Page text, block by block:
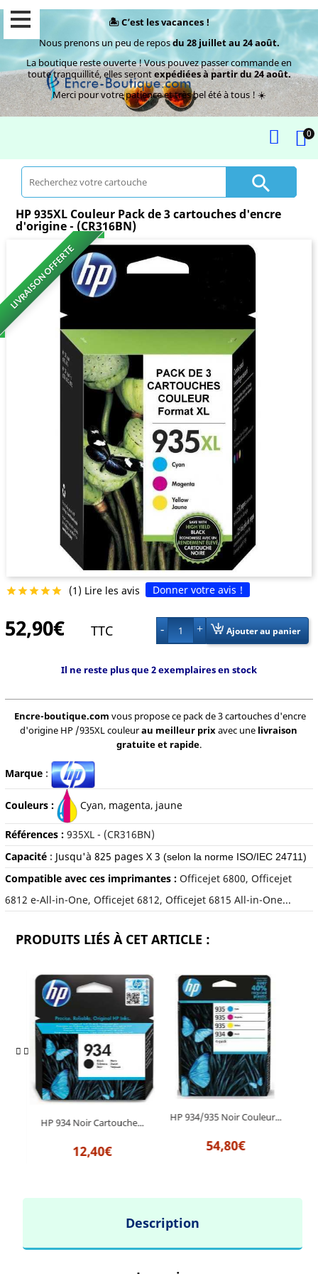
🏝️ C’est les vacances !
Nous prenons un peu de reposdu 28 juillet au 24 août.
La boutique reste ouverte ! Vous pouvez passer commande en
toute tranquillité, elles serontexpédiées à partir du 24 août.
Merci pour votre patience et très bel été à tous ! ☀️
0

HP 935XL Couleur Pack de 3 cartouches d'encre
d'origine - (CR316BN)
LIVRAISON OFFERTE
 (1) Lire les avis Donner votre avis !
52,90€ TTC 1 Ajouter au panier
Il ne reste plus que 2 exemplaires en stock
Encre-boutique.com vous propose ce pack de 3 cartouches d'encre
d'origine HP /935XL couleurau meilleur prixavec une livraison
gratuite et rapide.
Marque:
Couleurs : Cyan, magenta, jaune
Références : 935XL - (CR316BN)
Capacité: Jusqu'à 825 pages X 3 (selon la norme ISO/IEC 24711)
Compatible avec ces imprimantes : Officejet 6800, Officejet
6812 e-All-in-One, Officejet 6812, Officejet 6815 All-in-One...
PRODUITS LIÉS À CET ARTICLE :
HP 934 Noir Cartouche...
12,40€
HP 934/935 Noir Couleur...
54,80€
Description